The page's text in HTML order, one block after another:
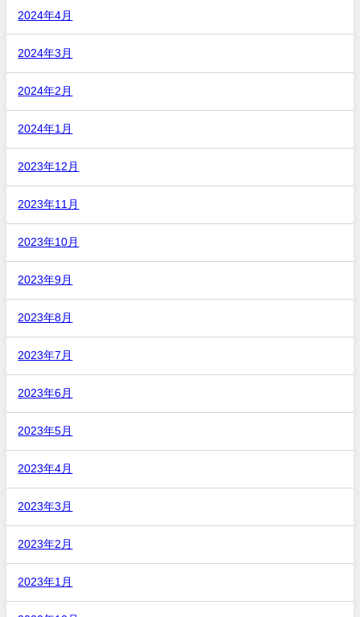
2024年4月
2024年3月
2024年2月
2024年1月
2023年12月
2023年11月
2023年10月
2023年9月
2023年8月
2023年7月
2023年6月
2023年5月
2023年4月
2023年3月
2023年2月
2023年1月